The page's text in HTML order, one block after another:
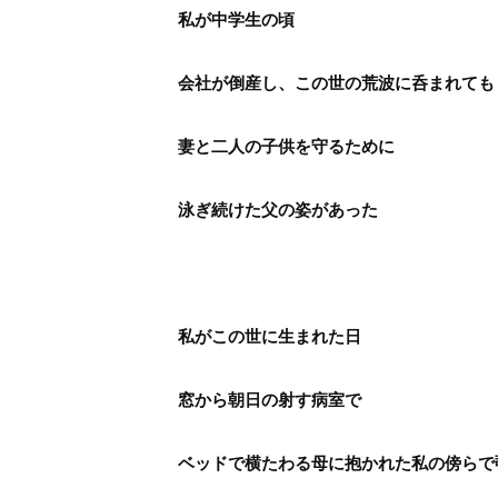
私が中学生の頃
会社が倒産し、この世の荒波に呑まれても
妻と二人の子供を守るために
泳ぎ続けた父の姿があった
私がこの世に生まれた日
窓から朝日の射す病室で
ベッドで横たわる母に抱かれた私の傍ら